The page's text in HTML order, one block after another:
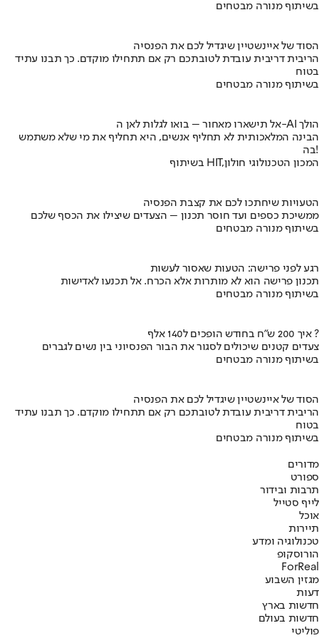
בשיתוף מנורה מבטחים
הסוד של איינשטיין שיגדיל לכם את הפנסיה
הריבית דריבית עובדת לטובתכם רק אם תתחילו מוקדם. כך תבנו עתיד
בטוח
בשיתוף מנורה מבטחים
אל תישארו מאחור – בואו לגלות לאן ה-AI הולך
הבינה המלאכותית לא תחליף אנשים, היא תחליף את מי שלא משתמש
בה!
בשיתוף HIT,המכון הטכנולוגי חולון
הטעויות שיחתכו לכם את קצבת הפנסיה
ממשיכת כספים ועד חוסר תכנון – הצעדים שיצילו את הכסף שלכם
בשיתוף מנורה מבטחים
רגע לפני פרישה: הטעות שאסור לעשות
תכנון פרישה הוא לא מותרות אלא הכרח. אל תכנעו לאדישות
בשיתוף מנורה מבטחים
איך 200 ש"ח בחודש הופכים ל140 אלף ?
צעדים קטנים שיכולים לסגור את הבור הפנסיוני בין נשים לגברים
בשיתוף מנורה מבטחים
הסוד של איינשטיין שיגדיל לכם את הפנסיה
הריבית דריבית עובדת לטובתכם רק אם תתחילו מוקדם. כך תבנו עתיד
בטוח
בשיתוף מנורה מבטחים
מדורים
ספורט
תרבות ובידור
לייף סטייל
אוכל
תיירות
טכנולוגיה ומדע
הורוסקופ
ForReal
מגזין השבוע
דעות
חדשות בארץ
חדשות בעולם
פוליטי